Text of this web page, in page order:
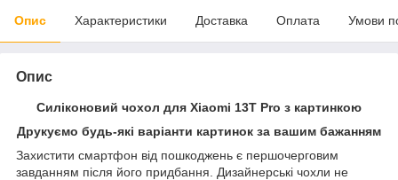
Опис Характеристики Доставка Оплата Умови
Опис
Силіконовий чохол для Xiaomi 13T Pro з картинкою
Друкуємо будь-які варіанти картинок за вашим бажанням
Захистити смартфон від пошкоджень є першочерговим
завданням після його придбання. Дизайнерські чохли не